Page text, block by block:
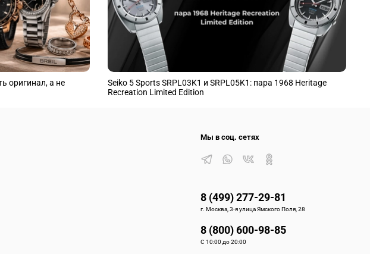
оригинал, а не
Seiko 5 Sports SRPL03K1 и SRPL05K1: пара 1968 Heritage
Recreation Limited Edition
Мы в соц. сетях
8 (499) 277-29-81
г. Москва, 3-я улица Ямского Поля, 28
8 (800) 600-98-85
С 10:00 до 20:00